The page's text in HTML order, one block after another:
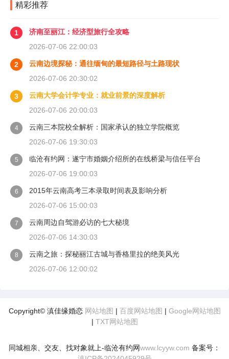
精彩推荐
1
济南至丽江：经济型旅行全攻略
2026-07-06 22:00:03
2
云南边境探秘：通往缅甸的最短路径与土路现状
2026-07-06 20:30:02
3
云南大学会计学专业：就业前景的深度解析
2026-07-06 20:00:03
4
云南三本院校全解析：国家承认的独立学院概览
2026-07-06 19:30:03
5
临沧有约网：遂宁市婚姻介绍所的在线桥梁与信任平台
2026-07-06 19:00:03
6
2015年云南高考三本录取时间表及影响分析
2026-07-06 15:00:03
7
云南周边自驾游必访的七大秘境
2026-07-06 14:30:03
8
云南之旅：探秘丽江古城与香格里拉的绝美风光
2026-07-06 12:00:02
Copyright© 滇佳缘婚恋 网站地图 | 百度网站地图 | Google网站地图
| TXT网站地图
同城相亲、交友、找对象就上-临沧有约网www.lcyyw.com 备案号：